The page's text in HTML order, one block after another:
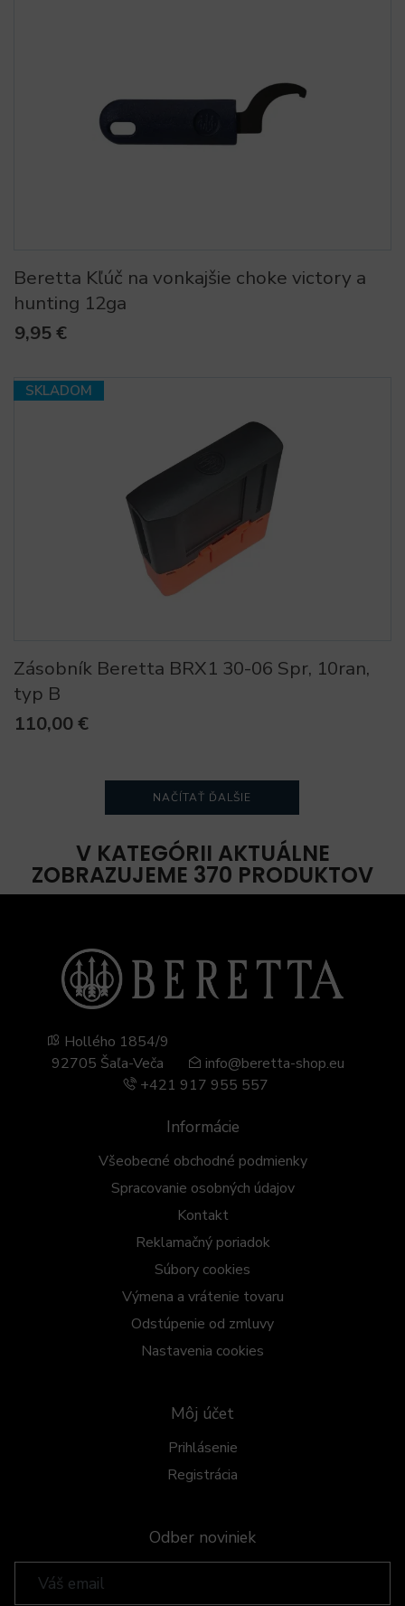
Beretta Kľúč na vonkajšie choke victory a
hunting 12ga
9,95 €
SKLADOM
Zásobník Beretta BRX1 30-06 Spr, 10ran,
typ B
110,00 €
NAČÍTAŤ ĎALŠIE
V KATEGÓRII AKTUÁLNE
ZOBRAZUJEME 370 PRODUKTOV
Odber noviniek
Informácie
Všeobecné obchodné podmienky
Spracovanie osobných údajov
Kontakt
Reklamačný poriadok
Súbory cookies
Výmena a vrátenie tovaru
Odstúpenie od zmluvy
Nastavenia cookies
Môj účet
Prihlásenie
Registrácia
Hollého 1854/9
92705 Šaľa-Veča
info@beretta-shop.eu
+421 917 955 557